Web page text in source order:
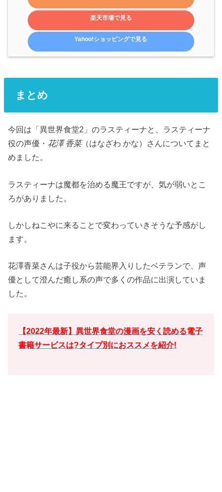
楽天市場で見る
Yahoo!ショッピングで見る
まとめ
今回は「異世界食堂2」のラスティーナと、ラスティーナ
役の声優・ 花澤 香菜（はなざわ かな）さんについてまと
めました。
ラスティーナは魔都を治める魔王ですが、気が弱いとこ
ろがありました。
しかしねこやに来ることで変わっていきそうな予感がし
ます。
花澤香菜さんは子役から芸能界入りしたベテランで、声
優として澄んだ癒し系の声で多くの作品に出演していま
した。
【2022年最新】異世界食堂の漫画を安く読める電子
書籍サービスは?タイプ別におススメを紹介!